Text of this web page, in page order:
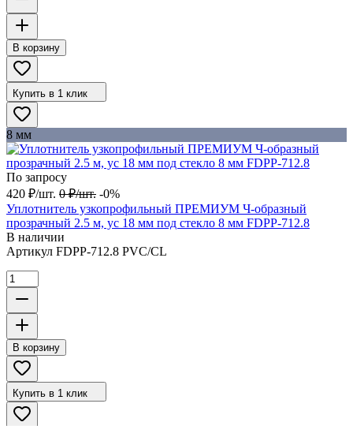
В корзину
Купить в 1 клик
8 мм
По запросу
420 ₽/шт. 0 ₽/шт. -0%
Уплотнитель узкопрофильный ПРЕМИУМ Ч-образный
прозрачный 2.5 м, ус 18 мм под стекло 8 мм FDPP-712.8
В наличии
Артикул FDPP-712.8 PVC/CL
В корзину
Купить в 1 клик